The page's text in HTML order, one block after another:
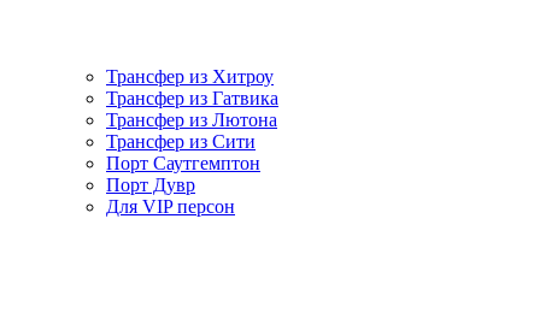
Трансфер из Хитроу
Трансфер из Гатвика
Трансфер из Лютона
Трансфер из Сити
Порт Саутгемптон
Порт Дувр
Для VIP персон